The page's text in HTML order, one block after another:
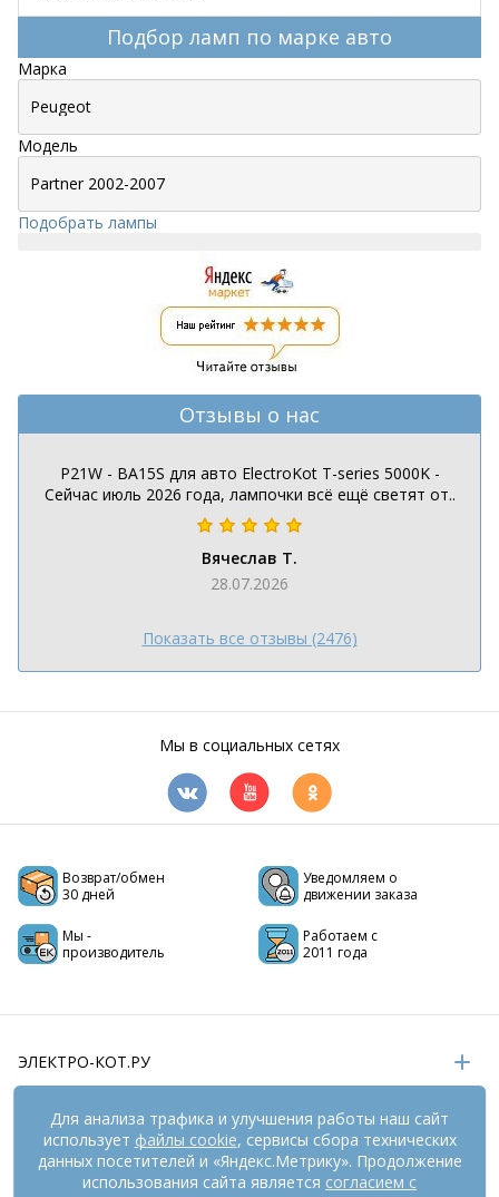
Подбор ламп по марке авто
Марка
Модель
Подобрать лампы
Отзывы о нас
P21W - BA15S для авто ElectroKot T-series 5000K -
Сейчас июль 2026 года, лампочки всё ещё светят от..
Вячеслав Т.
28.07.2026
Показать все отзывы (2476)
Мы в социальных сетях
Возврат/обмен
30 дней
Уведомляем о
движении заказа
Мы -
производитель
Работаем с
2011 года
ЭЛЕКТРО-КОТ.РУ
ИНФОРМАЦИЯ
РЕКВИЗИТЫ
Для анализа трафика и улучшения работы наш сайт
использует файлы cookie, сервисы сбора технических
данных посетителей и «Яндекс.Метрику». Продолжение
использования сайта является согласием с